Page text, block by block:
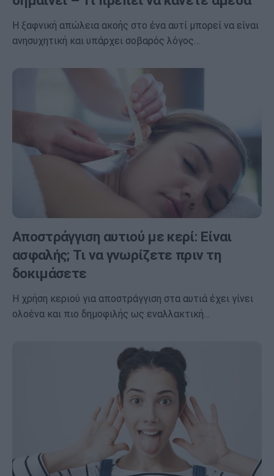
Η ξαφνική απώλεια ακοής στο ένα αυτί μπορεί να είναι
ανησυχητική και υπάρχει σοβαρός λόγος…
Αποστράγγιση αυτιού με κερί: Είναι
ασφαλής; Τι να γνωρίζετε πριν τη
δοκιμάσετε
Η χρήση κεριού για αποστράγγιση στα αυτιά έχει γίνει
ολοένα και πιο δημοφιλής ως εναλλακτική…